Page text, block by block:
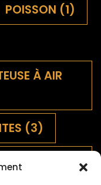
POISSON (1)
À AIR
(3)